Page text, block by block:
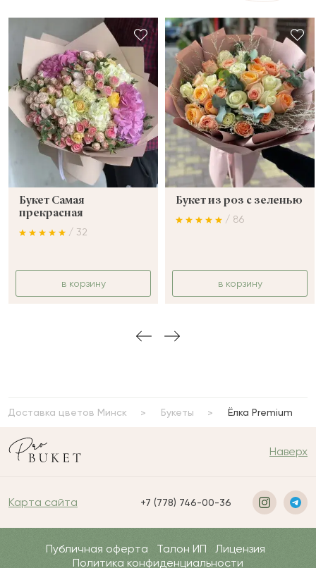
Букет Самая
прекрасная
/ 32
в корзину
Букет из роз с зеленью
/ 86
в корзину
Доставка цветов Минск Букеты Ёлка Premium
Наверх
Карта сайта +7 (778) 746-00-36
Публичная оферта Талон ИП
Лицензия
Политика конфиденциальности